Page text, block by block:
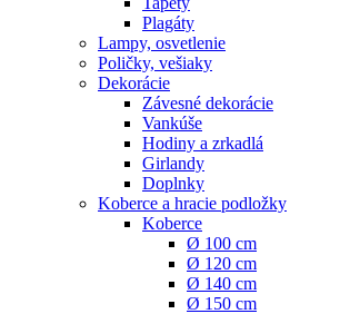
Plagáty
Lampy, osvetlenie
Poličky, vešiaky
Dekorácie
Závesné dekorácie
Vankúše
Hodiny a zrkadlá
Girlandy
Doplnky
Koberce a hracie podložky
Koberce
Ø 100 cm
Ø 120 cm
Ø 140 cm
Ø 150 cm